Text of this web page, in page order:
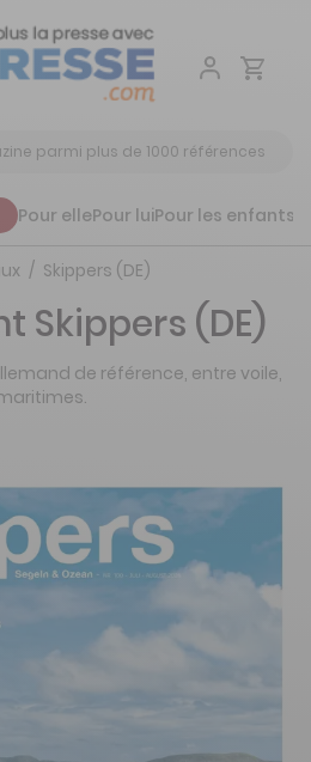
Aller
Pour ellePour luiPour les enfants
Skippers (DE)
Skippers (DE)
de référence, entre voile,